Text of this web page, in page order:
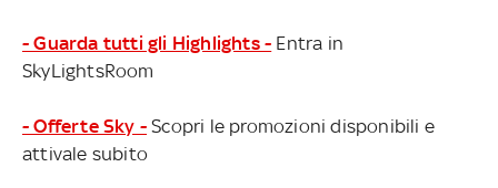
- Guarda tutti gli Highlights - Entra in
SkyLightsRoom
- Offerte Sky - Scopri le promozioni disponibili e
attivale subito